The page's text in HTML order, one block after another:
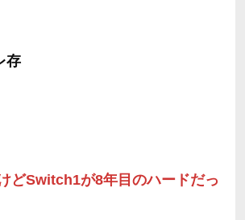
存
どSwitch1が8年目のハードだっ